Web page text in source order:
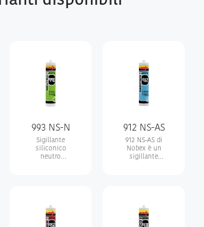
993 NS-N
Sigillante
siliconico
neutro
912 NS-AS
912 NS-AS di
Nobex è un
sigillante
resistente alla
muffa, ai raggi
UV e